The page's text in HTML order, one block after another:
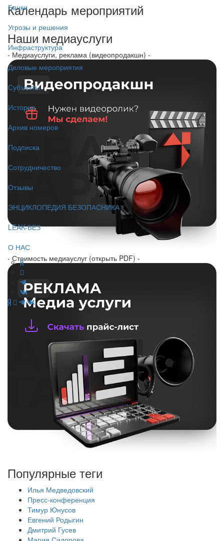
Банки
Угрозы и решения
Инфраструктура
Деловые мероприятия
Субъекты
История
Архив номеров
Подписка
Сотрудничество
Отзывы
ЭНЦИКЛОПЕДИЯ БЕЗОПАСНИКА
LEAK-БЕЗ
О НАС
Календарь мероприятий
Наши медиауслуги
- Медиауслуги, реклама (видеопродакшн) -
- Стоимость медиауслуг (открыть PDF) -
Популярные теги
Илья Медведовский
Пресс-конференция
Тимур Юнусов
Евгений Родыгин
Дмитрий Гусев